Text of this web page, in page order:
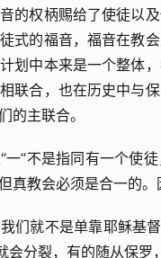
的权柄赐给了使徒以
式的福音，福音在教
划中本来是一个整体
联合，也在历史中与
的主联合。
一”不是指同有一个使
真教会必须是合一的。
们就不是单靠耶稣基
会分裂，有的随从保